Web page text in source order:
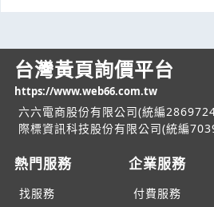
台灣黃頁詢價平台
https://www.web66.com.tw
六六電商股份有限公司(統編
際標資訊科技股份有限公司(統編
熱門服務
找服務
企業服務
付費服務